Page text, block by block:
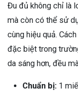
Đu đủ không chỉ là
mà còn có thể sử
cùng hiệu quả.
đặc biệt trong
da sáng hơn, đều
Chuẩn bị: 1